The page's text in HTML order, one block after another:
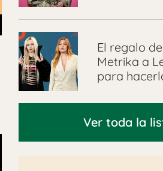
El regalo
Metrika a
para
Ver toda la